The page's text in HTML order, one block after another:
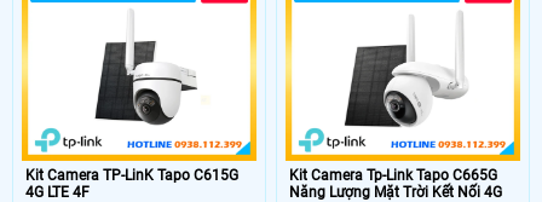
Kit Camera TP-LinK Tapo C615G
4G LTE 4F
Kit Camera Tp-Link Tapo C665G
Năng Lượng Mặt Trời Kết Nối 4G